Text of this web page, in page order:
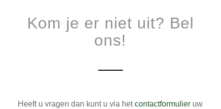
Kom je er niet uit? Bel
ons!
Heeft u vragen dan kunt u via hetcontactformulier uw